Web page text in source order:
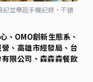
並舉起手機記錄，不錯
、OMO創新生態系、
、高雄市經發局、台
限公司、森森森餐飲